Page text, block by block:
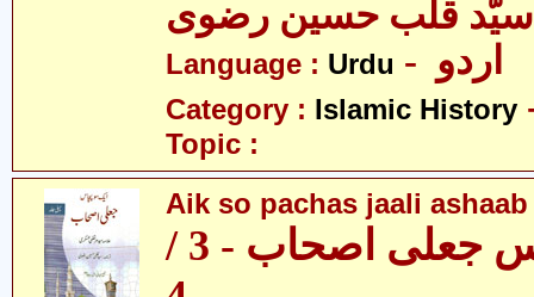
Language : Urdu
Category : Islamic History
Topic :
Aik so pachas jaali ashaab
ایک سو پچاس جعلی اصحاب - 3 /